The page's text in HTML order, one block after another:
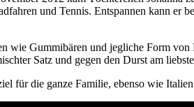
und Tennis. Entspannen kann er
wie Gummibären und jegliche Form
Satz und gegen den Durst am
für die ganze Familie, ebenso wie